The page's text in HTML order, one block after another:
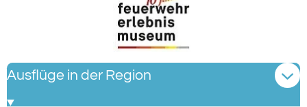
Ausflüge in der Region